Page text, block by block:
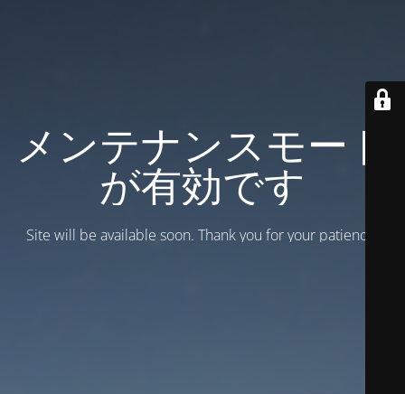
メンテナンスモード
が有効です
Site will be available soon. Thank you for your patience!